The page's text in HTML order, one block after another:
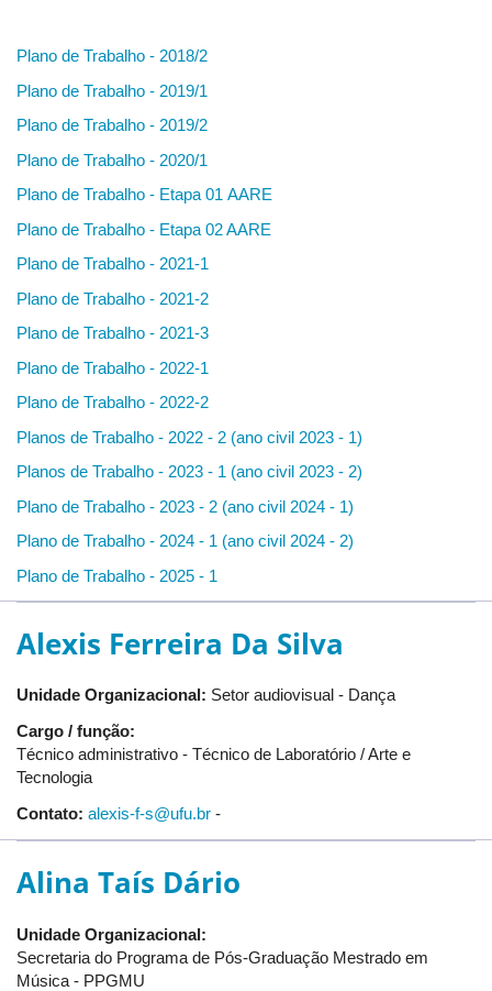
Plano de Trabalho - 2018/2
Plano de Trabalho - 2019/1
Plano de Trabalho - 2019/2
Plano de Trabalho - 2020/1
Plano de Trabalho - Etapa 01 AARE
Plano de Trabalho - Etapa 02 AARE
Plano de Trabalho - 2021-1
Plano de Trabalho - 2021-2
Plano de Trabalho - 2021-3
Plano de Trabalho - 2022-1
Plano de Trabalho - 2022-2
Planos de Trabalho - 2022 - 2 (ano civil 2023 - 1)
Planos de Trabalho - 2023 - 1 (ano civil 2023 - 2)
Plano de Trabalho - 2023 - 2 (ano civil 2024 - 1)
Plano de Trabalho - 2024 - 1 (ano civil 2024 - 2)
Plano de Trabalho - 2025 - 1
Alexis Ferreira Da Silva
Unidade Organizacional: Setor audiovisual - Dança
Cargo / função:
Técnico administrativo - Técnico de Laboratório / Arte e
Tecnologia
Contato: alexis-f-s@ufu.br -
Alina Taís Dário
Unidade Organizacional:
Secretaria do Programa de Pós-Graduação Mestrado em
Música - PPGMU